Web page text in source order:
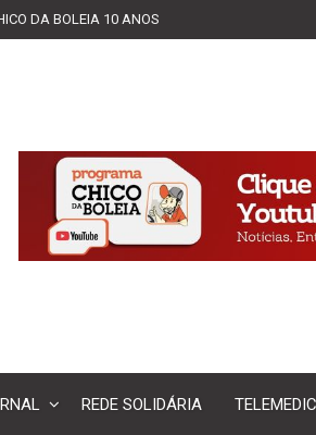
DA BOLEIA 10 ANOS
REDE SOLIDÁRIA